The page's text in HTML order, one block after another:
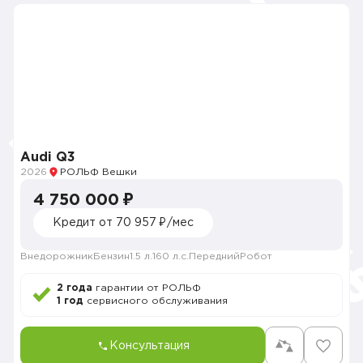
Audi Q3
2026 РОЛЬФ Вешки
4 750 000 ₽
Кредит от 70 957 ₽/мес
Внедорожник Бензин1.5 л. 160 л.с. Передний Робот
2 года гарантии от РОЛЬФ
1 год сервисного обслуживания
Консультация